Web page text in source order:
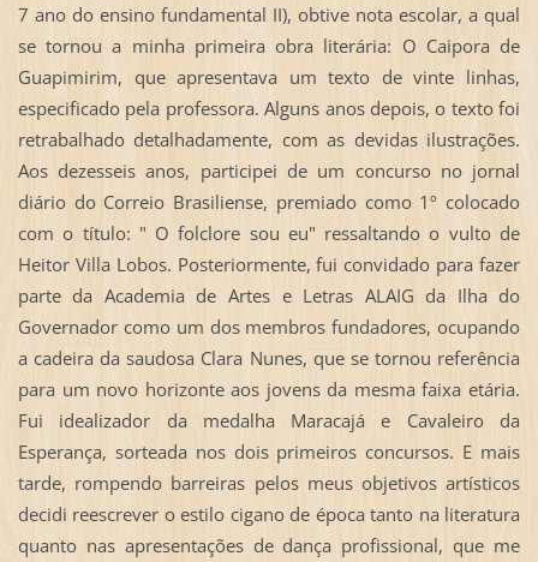
7 ano do ensino fundamental II), obtive nota escolar, a qual
se tornou a minha primeira obra literária: O Caipora de
Guapimirim, que apresentava um texto de vinte linhas,
especificado pela professora. Alguns anos depois, o texto foi
retrabalhado detalhadamente, com as devidas ilustrações.
Aos dezesseis anos, participei de um concurso no jornal
diário do Correio Brasiliense, premiado como 1º colocado
com o título: " O folclore sou eu" ressaltando o vulto de
Heitor Villa Lobos. Posteriormente, fui convidado para fazer
parte da Academia de Artes e Letras ALAIG da Ilha do
Governador como um dos membros fundadores, ocupando
a cadeira da saudosa Clara Nunes, que se tornou referência
para um novo horizonte aos jovens da mesma faixa etária.
Fui idealizador da medalha Maracajá e Cavaleiro da
Esperança, sorteada nos dois primeiros concursos. E mais
tarde, rompendo barreiras pelos meus objetivos artísticos
decidi reescrever o estilo cigano de época tanto na literatura
quanto nas apresentações de dança profissional, que me